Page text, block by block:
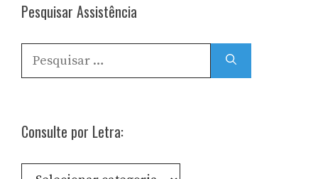
Pesquisar Assistência
Pesquisar
por:
Consulte por Letra:
Consulte